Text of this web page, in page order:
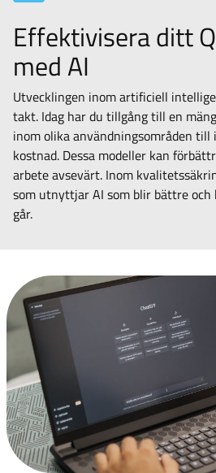
Effektivisera ditt
med AI
Utvecklingen inom artificiell
takt. Idag har du tillgång till en
inom olika användningsområden
kostnad. Dessa modeller kan
arbete avsevärt. Inom
som utnyttjar AI som blir bättre och
går.